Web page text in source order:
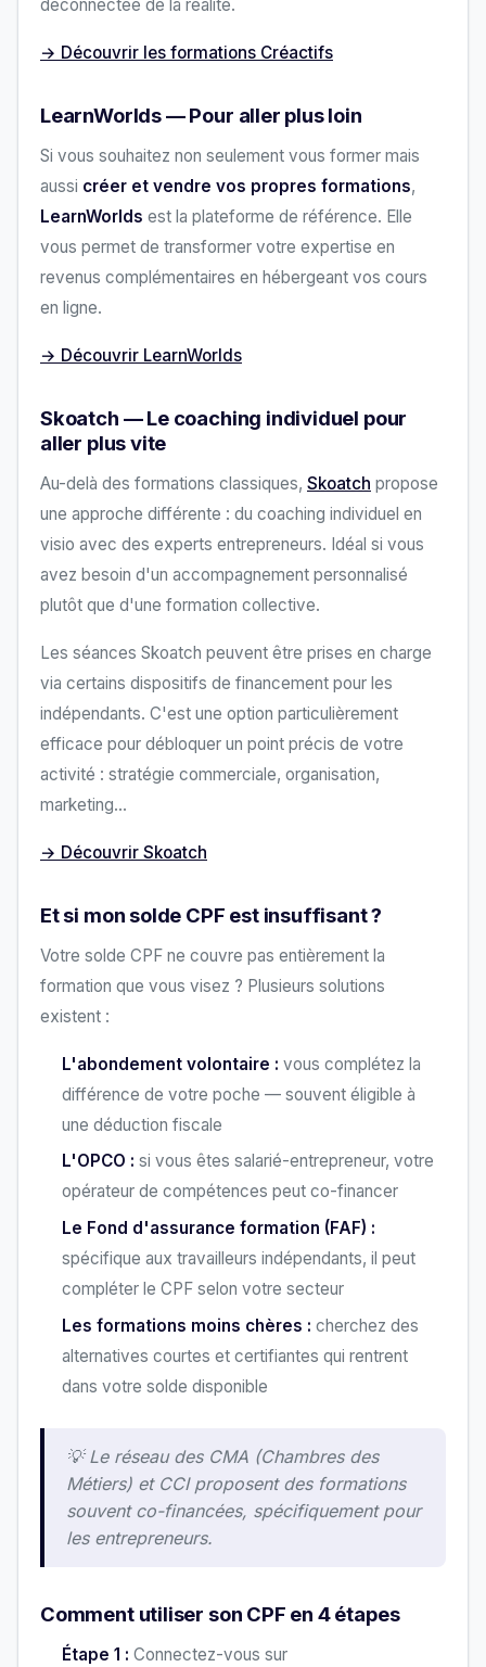
déconnectée de la réalité.
→ Découvrir les formations Créactifs
LearnWorlds — Pour aller plus loin
Si vous souhaitez non seulement vous former mais
aussi créer et vendre vos propres formations,
LearnWorlds est la plateforme de référence. Elle
vous permet de transformer votre expertise en
revenus complémentaires en hébergeant vos cours
en ligne.
→ Découvrir LearnWorlds
Skoatch — Le coaching individuel pour
aller plus vite
Au-delà des formations classiques, Skoatch propose
une approche différente : du coaching individuel en
visio avec des experts entrepreneurs. Idéal si vous
avez besoin d'un accompagnement personnalisé
plutôt que d'une formation collective.
Les séances Skoatch peuvent être prises en charge
via certains dispositifs de financement pour les
indépendants. C'est une option particulièrement
efficace pour débloquer un point précis de votre
activité : stratégie commerciale, organisation,
marketing…
→ Découvrir Skoatch
Et si mon solde CPF est insuffisant ?
Votre solde CPF ne couvre pas entièrement la
formation que vous visez ? Plusieurs solutions
existent :
L'abondement volontaire : vous complétez la
différence de votre poche — souvent éligible à
une déduction fiscale
L'OPCO : si vous êtes salarié-entrepreneur, votre
opérateur de compétences peut co-financer
Le Fond d'assurance formation (FAF) :
spécifique aux travailleurs indépendants, il peut
compléter le CPF selon votre secteur
Les formations moins chères : cherchez des
alternatives courtes et certifiantes qui rentrent
dans votre solde disponible
💡 Le réseau des CMA (Chambres des
Métiers) et CCI proposent des formations
souvent co-financées, spécifiquement pour
les entrepreneurs.
Comment utiliser son CPF en 4 étapes
Étape 1 : Connectez-vous sur